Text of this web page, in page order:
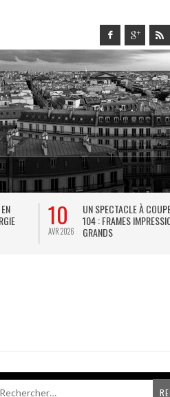
10
AVR 2026
UN SPECTACLE À
104 : FRAMES
GRANDS